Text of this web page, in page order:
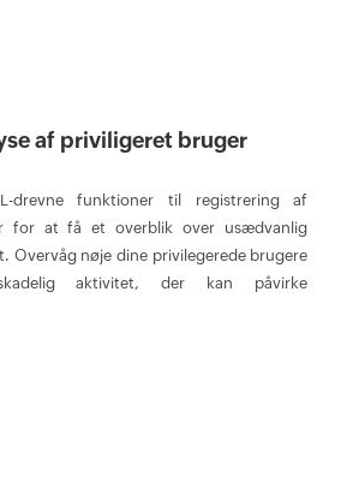
af priviligeret bruger
drevne funktioner til registrering af
for at få et overblik over usædvanlig
Overvåg nøje dine privilegerede brugere
aktivitet, der kan påvirke